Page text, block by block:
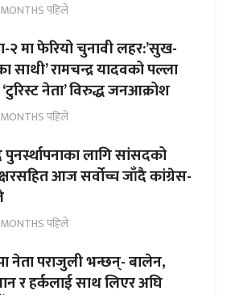
पहिले
२ मा फेरियो चुनावी लहर:’सुख-
साथी’ रामचन्द्र यादवको पल्ला
‘टुरिस्ट नेता’ विरुद्ध जनआक्रोश
पहिले
लागि सांसदको
आज सर्वोच्च जाँदै कांग्रेस-
पहिले
नेता पराजुली भन्छन्- बालेन,
र हर्कलाई साथ लिएर अघि